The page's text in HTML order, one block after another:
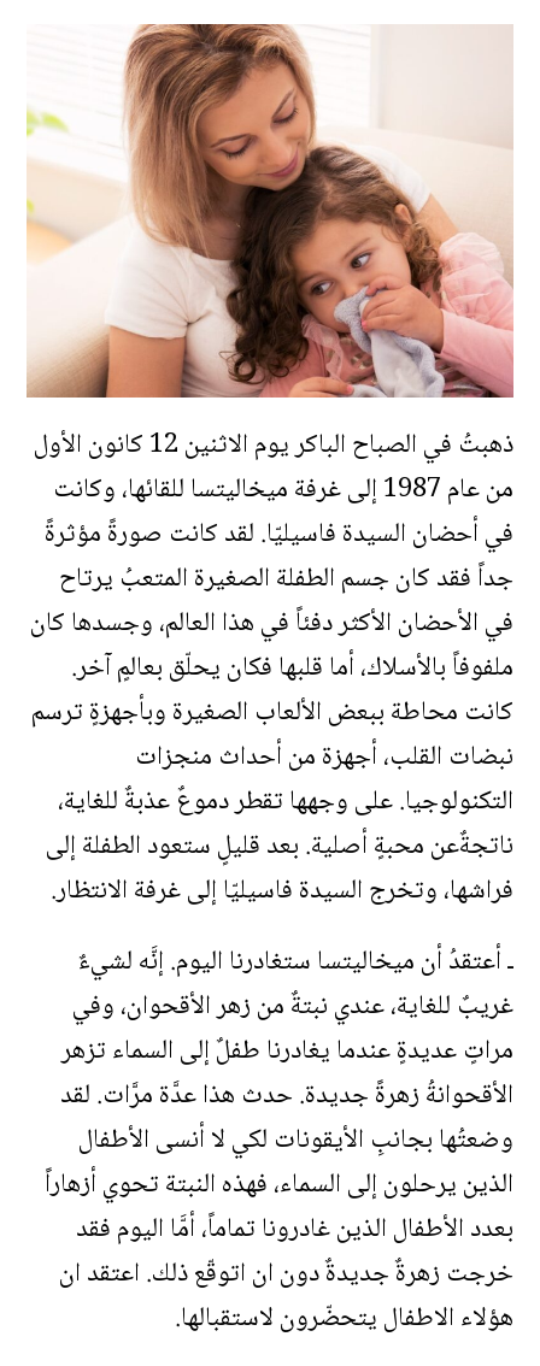
ذهبتُ في الصباح الباكر يوم الاثنين 12 كانون الأول
من عام 1987 إلى غرفة ميخاليتسا للقائها، وكانت
في أحضان السيدة فاسيليّا. لقد كانت صورةً مؤثرةً
جداً فقد كان جسم الطفلة الصغيرة المتعبُ يرتاح
في الأحضان الأكثر دفئاً في هذا العالم، وجسدها كان
ملفوفاً بالأسلاك، أما قلبها فكان يحلّق بعالمٍ آخر.
كانت محاطة ببعض الألعاب الصغيرة وبأجهزةٍ ترسم
نبضات القلب، أجهزة من أحداث منجزات
التكنولوجيا. على وجهها تقطر دموعٌ عذبةٌ للغاية،
ناتجةٌعن محبةٍ أصلية. بعد قليلٍ ستعود الطفلة إلى
فراشها، وتخرج السيدة فاسيليّا إلى غرفة الانتظار.
ـ أعتقدُ أن ميخاليتسا ستغادرنا اليوم. إنَّه لشيءٌ
غريبٌ للغاية، عندي نبتةٌ من زهر الأقحوان، وفي
مراتٍ عديدةٍ عندما يغادرنا طفلٌ إلى السماء تزهر
الأقحوانةُ زهرةً جديدة. حدث هذا عدَّة مرَّات. لقد
وضعتُها بجانبِ الأيقونات لكي لا أنسى الأطفال
الذين يرحلون إلى السماء، فهذه النبتة تحوي أزهاراً
بعدد الأطفال الذين غادرونا تماماً، أمَّا اليوم فقد
خرجت زهرةٌ جديدةٌ دون ان اتوقّع ذلك. اعتقد ان
هؤلاء الاطفال يتحضّرون لاستقبالها.